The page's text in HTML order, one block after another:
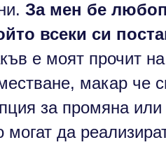
За мен бе
всеки си
е моят прочит
макар че
за промяна
могат да